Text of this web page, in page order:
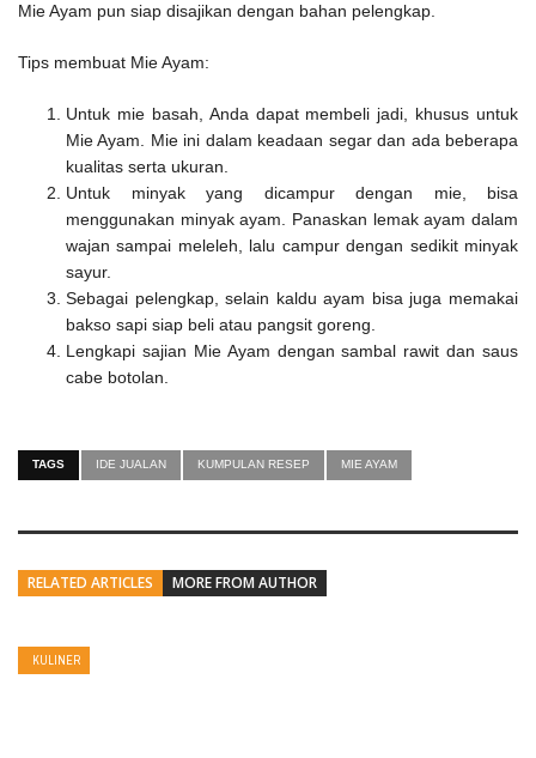
Mie Ayam pun siap disajikan dengan bahan pelengkap.
Tips membuat Mie Ayam:
Untuk mie basah, Anda dapat membeli jadi, khusus untuk
Mie Ayam. Mie ini dalam keadaan segar dan ada beberapa
kualitas serta ukuran.
Untuk minyak yang dicampur dengan mie, bisa
menggunakan minyak ayam. Panaskan lemak ayam dalam
wajan sampai meleleh, lalu campur dengan sedikit minyak
sayur.
Sebagai pelengkap, selain kaldu ayam bisa juga memakai
bakso sapi siap beli atau pangsit goreng.
Lengkapi sajian Mie Ayam dengan sambal rawit dan saus
cabe botolan.
TAGS IDE JUALAN KUMPULAN RESEP MIE AYAM
RELATED ARTICLES MORE FROM AUTHOR
KULINER